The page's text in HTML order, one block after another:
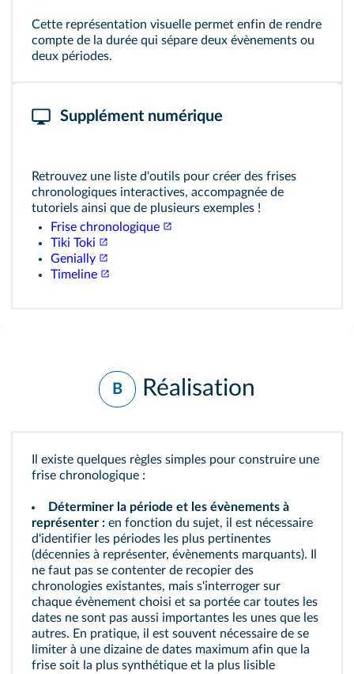
Cette représentation visuelle permet enfin de rendre
compte de la durée qui sépare deux évènements ou
deux périodes.
Supplément numérique
Retrouvez une liste d'outils pour créer des frises
chronologiques interactives, accompagnée de
tutoriels ainsi que de plusieurs exemples !
Frise chronologique
Tiki Toki
Genially
Timeline
B Réalisation
Il existe quelques règles simples pour construire une
frise chronologique :
Déterminer la période et les évènements à
représenter : en fonction du sujet, il est nécessaire
d'identifier les périodes les plus pertinentes
(décennies à représenter, évènements marquants). Il
ne faut pas se contenter de recopier des
chronologies existantes, mais s'interroger sur
chaque évènement choisi et sa portée car toutes les
dates ne sont pas aussi importantes les unes que les
autres. En pratique, il est souvent nécessaire de se
limiter à une dizaine de dates maximum afin que la
frise soit la plus synthétique et la plus lisible